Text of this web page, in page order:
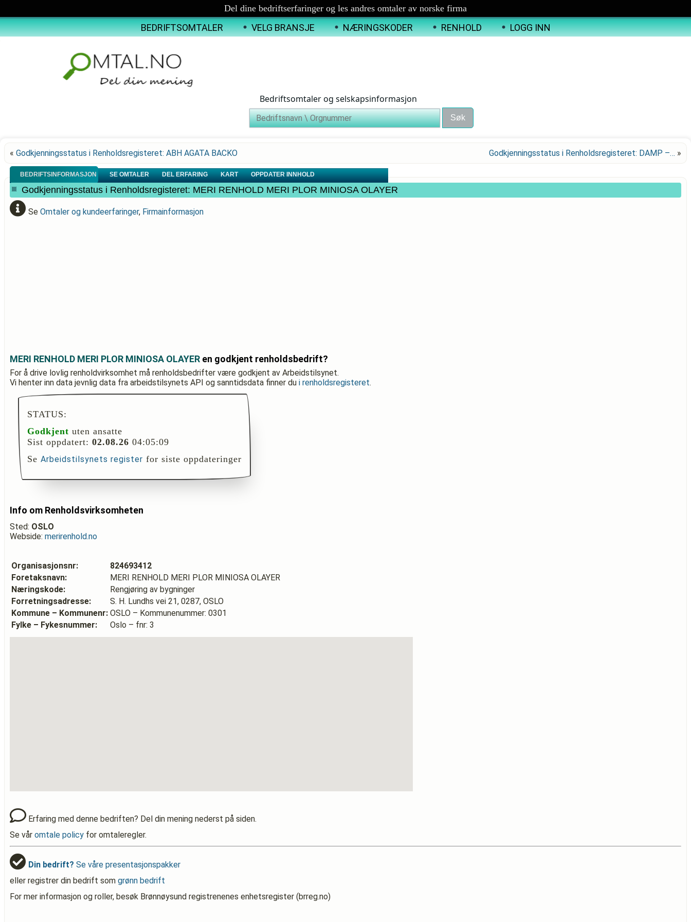
Del dine bedriftserfaringer og les andres omtaler av norske firma
BEDRIFTSOMTALER VELG BRANSJE NÆRINGSKODER RENHOLD LOGG INN
Bedriftsomtaler og selskapsinformasjon
« Godkjenningsstatus i Renholdsregisteret: ABH AGATA BACKO Godkjenningsstatus i Renholdsregisteret: DAMP –… »
BEDRIFTSINFORMASJON SE OMTALER DEL ERFARING KART OPPDATER INNHOLD
Godkjenningsstatus i Renholdsregisteret: MERI RENHOLD MERI PLOR MINIOSA OLAYER
Se Omtaler og kundeerfaringer, Firmainformasjon
MERI RENHOLD MERI PLOR MINIOSA OLAYER en godkjent renholdsbedrift?
For å drive lovlig renholdvirksomhet må renholdsbedrifter være godkjent av Arbeidstilsynet.
Vi henter inn data jevnlig data fra arbeidstilsynets API og sanntidsdata finner du i renholdsregisteret.
STATUS:
Godkjent uten ansatte
Sist oppdatert: 02.08.26 04:05:09
Se Arbeidstilsynets register for siste oppdateringer
Info om Renholdsvirksomheten
Sted: OSLO
Webside: merirenhold.no
Organisasjonsnr:
824693412
Foretaksnavn:
MERI RENHOLD MERI PLOR MINIOSA OLAYER
Næringskode:
Rengjøring av bygninger
Forretningsadresse:
S. H. Lundhs vei 21, 0287, OSLO
Kommune – Kommunenr: OSLO – Kommunenummer: 0301
Fylke – Fykesnummer:
Oslo – fnr: 3
Erfaring med denne bedriften? Del din mening nederst på siden.
Se vår omtale policy for omtaleregler.
Din bedrift? Se våre presentasjonspakker
eller registrer din bedrift som grønn bedrift
For mer informasjon og roller, besøk Brønnøysund registrenenes enhetsregister (brreg.no)